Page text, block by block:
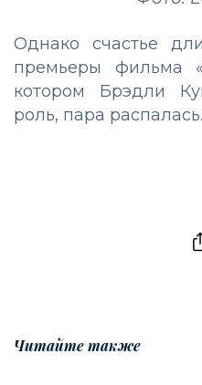
Однако счастье
премьеры фильма
котором Брэдли
роль, пара распалась.
Читайте также